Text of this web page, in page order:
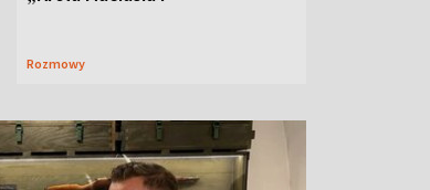
Rozmowy